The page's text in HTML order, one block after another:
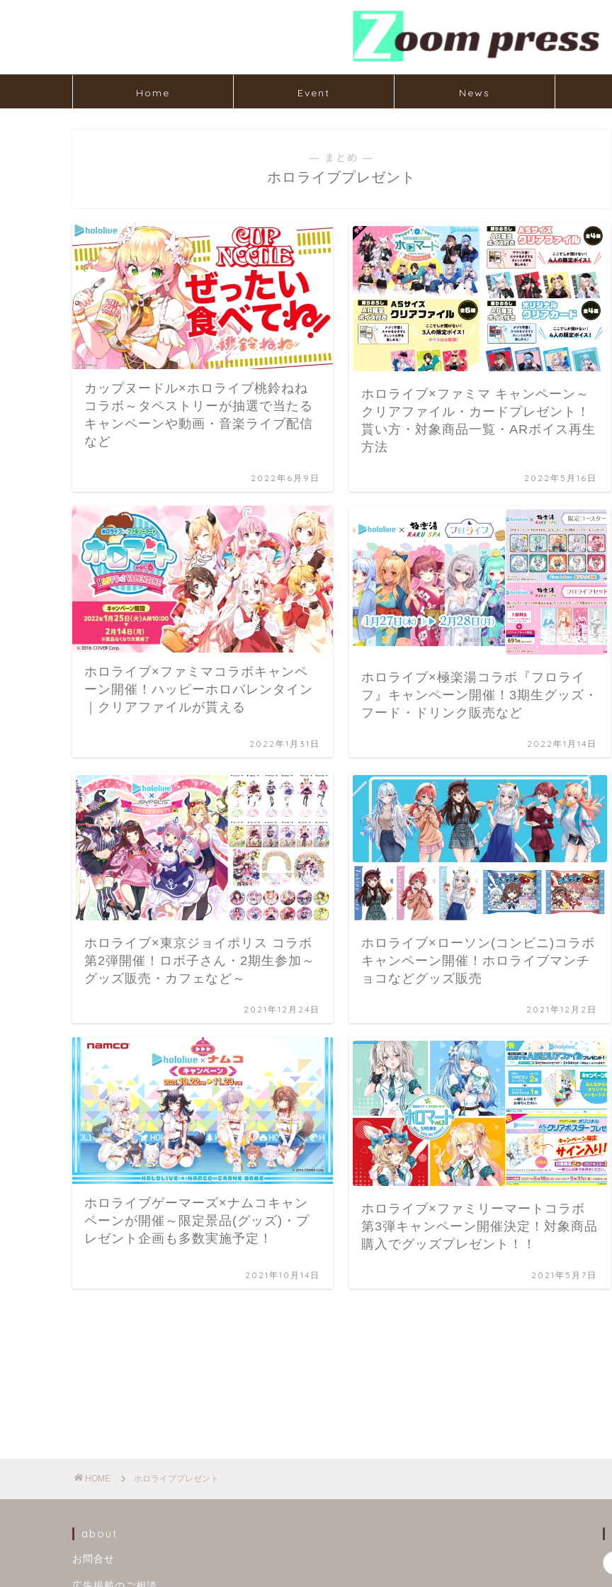
Home Event News
― まとめ ―
ホロライブプレゼント
カップヌードル×ホロライブ桃鈴ねね
コラボ～タペストリーが抽選で当たる
キャンペーンや動画・音楽ライブ配信
など
2022年6月9日
ホロライブ×ファミマ キャンペーン～
クリアファイル・カードプレゼント！
貰い方・対象商品一覧・ARボイス再生
方法
2022年5月16日
ホロライブ×ファミマコラボキャンペ
ーン開催！ハッピーホロバレンタイン
｜クリアファイルが貰える
2022年1月31日
ホロライブ×極楽湯コラボ『フロライ
フ』キャンペーン開催！3期生グッズ・
フード・ドリンク販売など
2022年1月14日
ホロライブ×東京ジョイポリス コラボ
第2弾開催！ロボ子さん・2期生参加～
グッズ販売・カフェなど～
2021年12月24日
ホロライブ×ローソン(コンビニ)コラボ
キャンペーン開催！ホロライブマンチ
ョコなどグッズ販売
2021年12月2日
ホロライブゲーマーズ×ナムコキャン
ペーンが開催～限定景品(グッズ)・プ
レゼント企画も多数実施予定！
2021年10月14日
ホロライブ×ファミリーマートコラボ
第3弾キャンペーン開催決定！対象商品
購入でグッズプレゼント！！
2021年5月7日
HOME ホロライブプレゼント
about
お問合せ